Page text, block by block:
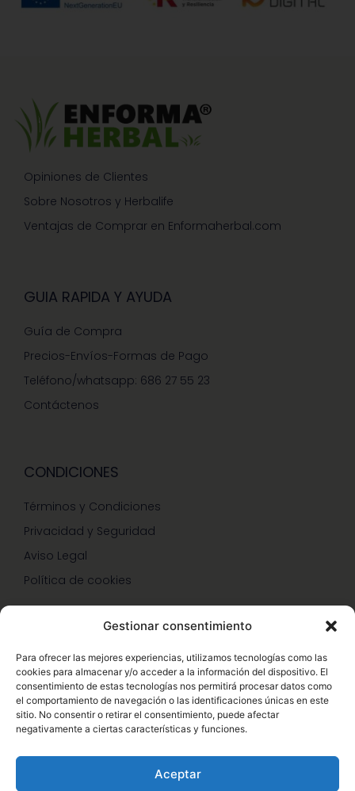
Gestionar consentimiento
Para ofrecer las mejores experiencias, utilizamos tecnologías como las
cookies para almacenar y/o acceder a la información del dispositivo. El
consentimiento de estas tecnologías nos permitirá procesar datos como
el comportamiento de navegación o las identificaciones únicas en este
sitio. No consentir o retirar el consentimiento, puede afectar
negativamente a ciertas características y funciones.
Aceptar
Opiniones de Clientes
Sobre Nosotros y Herbalife
Ventajas de Comprar en Enformaherbal.com
GUIA RAPIDA Y AYUDA
Guía de Compra
Precios-Envíos-Formas de Pago
Teléfono/whatsapp: 686 27 55 23
Contáctenos
CONDICIONES
Términos y Condiciones
Privacidad y Seguridad
Aviso Legal
Política de cookies
Hazte Miembro Herbalife
Consulta Nutrición Gratis
Descuentos Vip Herbalife